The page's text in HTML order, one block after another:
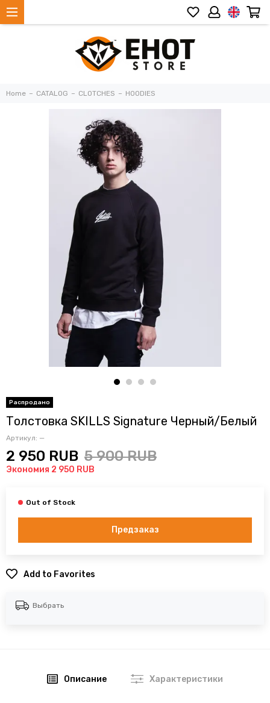
Home CATALOG CLOTCHES HOODIES
Толстовка SKILLS Signature Черный/Белый
Артикул: —
2 950 RUB 5 900 RUB
Экономия 2 950 RUB
Предзаказ
Add to Favorites
Выбрать
Описание Характеристики